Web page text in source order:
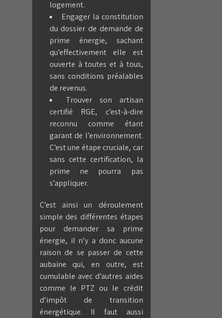
logement.
Engager la constitution
du dossier de demande de
prime énergie, sachant
qu’effectivement elle est
ouverte à toutes et à tous,
sans conditions préalables
de revenus.
Trouver son artisan
certifié RGE, c’est-à-dire
reconnu comme étant
garant de l’environnement.
C’est une étape cruciale, car
sans cette certification, la
prime ne pourra pas
s’appliquer.
C’est ainsi un déroulement
simple des différentes étapes
pour demander sa prime
énergie, il n’y a donc aucune
raison de se passer de cette
aubaine qui, en outre, est
cumulable avec d’autres aides
comme le PTZ ou le crédit
d’impôt de transition
énergétique. Il faut aussi